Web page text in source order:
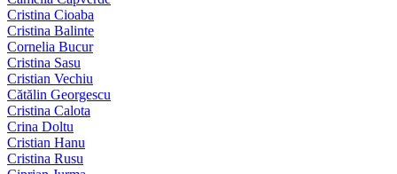
Cristina Cioaba
Cristina Balinte
Cornelia Bucur
Cristina Sasu
Cristian Vechiu
Cătălin Georgescu
Cristina Calota
Crina Doltu
Cristian Hanu
Cristina Rusu